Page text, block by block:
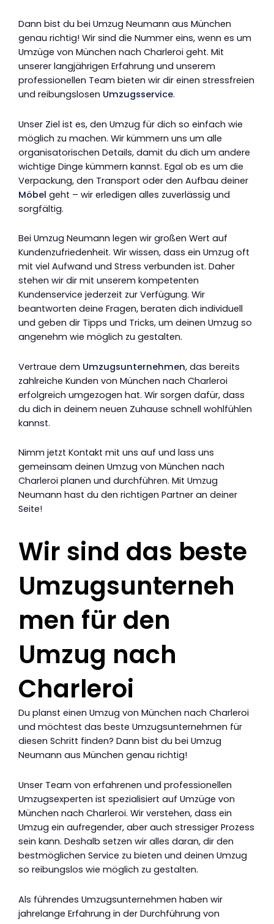
Dann bist du bei Umzug Neumann aus München
genau richtig! Wir sind die Nummer eins, wenn es um
Umzüge von München nach Charleroi geht. Mit
unserer langjährigen Erfahrung und unserem
professionellen Team bieten wir dir einen stressfreien
und reibungslosen Umzugsservice.
Unser Ziel ist es, den Umzug für dich so einfach wie
möglich zu machen. Wir kümmern uns um alle
organisatorischen Details, damit du dich um andere
wichtige Dinge kümmern kannst. Egal ob es um die
Verpackung, den Transport oder den Aufbau deiner
Möbel geht – wir erledigen alles zuverlässig und
sorgfältig.
Bei Umzug Neumann legen wir großen Wert auf
Kundenzufriedenheit. Wir wissen, dass ein Umzug oft
mit viel Aufwand und Stress verbunden ist. Daher
stehen wir dir mit unserem kompetenten
Kundenservice jederzeit zur Verfügung. Wir
beantworten deine Fragen, beraten dich individuell
und geben dir Tipps und Tricks, um deinen Umzug so
angenehm wie möglich zu gestalten.
Vertraue dem Umzugsunternehmen, das bereits
zahlreiche Kunden von München nach Charleroi
erfolgreich umgezogen hat. Wir sorgen dafür, dass
du dich in deinem neuen Zuhause schnell wohlfühlen
kannst.
Nimm jetzt Kontakt mit uns auf und lass uns
gemeinsam deinen Umzug von München nach
Charleroi planen und durchführen. Mit Umzug
Neumann hast du den richtigen Partner an deiner
Seite!
Wir sind das beste
Umzugsunterneh
men für den
Umzug nach
Charleroi
Du planst einen Umzug von München nach Charleroi
und möchtest das beste Umzugsunternehmen für
diesen Schritt finden? Dann bist du bei Umzug
Neumann aus München genau richtig!
Unser Team von erfahrenen und professionellen
Umzugsexperten ist spezialisiert auf Umzüge von
München nach Charleroi. Wir verstehen, dass ein
Umzug ein aufregender, aber auch stressiger Prozess
sein kann. Deshalb setzen wir alles daran, dir den
bestmöglichen Service zu bieten und deinen Umzug
so reibungslos wie möglich zu gestalten.
Als führendes Umzugsunternehmen haben wir
jahrelange Erfahrung in der Durchführung von